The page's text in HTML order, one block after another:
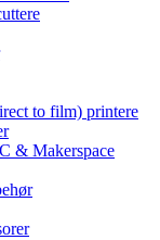
to film) printere
& Makerspace